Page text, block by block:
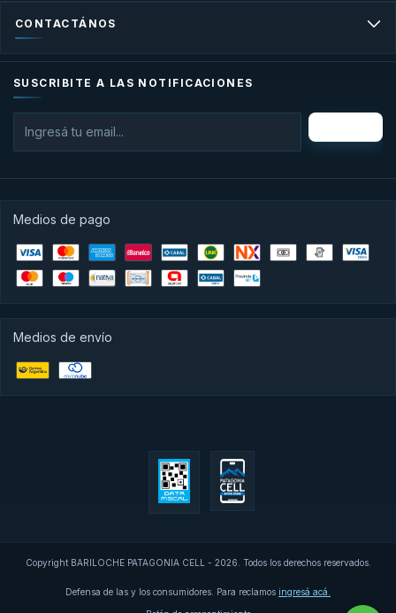
CONTACTÁNOS
SUSCRIBITE A LAS NOTIFICACIONES
Medios de pago
Medios de envío
Copyright BARILOCHE PATAGONIA CELL - 2026. Todos los derechos reservados.
Defensa de las y los consumidores. Para reclamos ingresá acá.